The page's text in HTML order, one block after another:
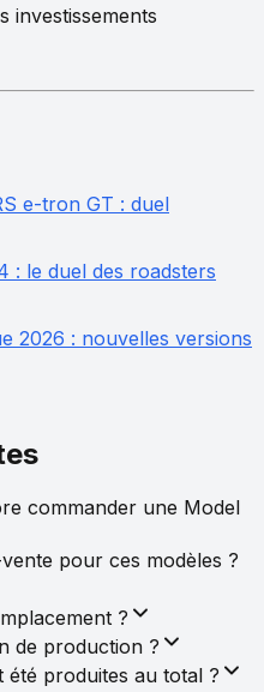
investissements
e-tron GT : duel
: le duel des roadsters
2026 : nouvelles versions
commander une Model
pour ces modèles ?
?
de production ?
été produites au total ?